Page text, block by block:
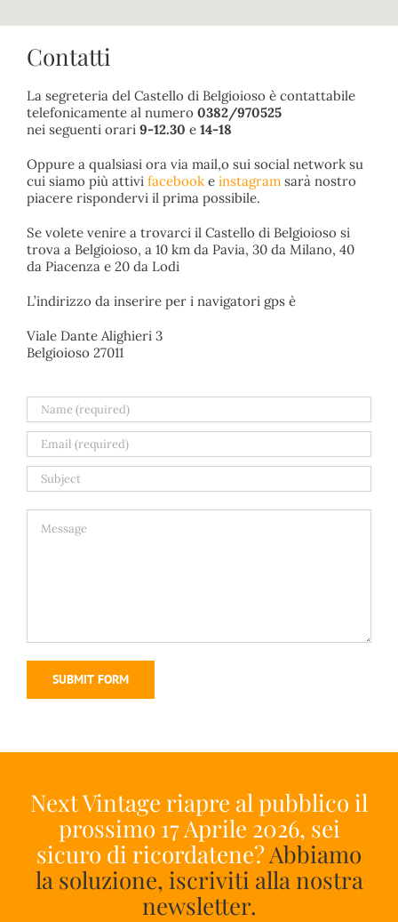
Contatti
La segreteria del Castello di Belgioioso è contattabile
telefonicamente al numero 0382/970525
nei seguenti orari 9-12.30 e 14-18
Oppure a qualsiasi ora via mail,o sui social network su
cui siamo più attivi facebook e instagram sarà nostro
piacere rispondervi il prima possibile.
Se volete venire a trovarci il Castello di Belgioioso si
trova a Belgioioso, a 10 km da Pavia, 30 da Milano, 40
da Piacenza e 20 da Lodi
L’indirizzo da inserire per i navigatori gps è
Viale Dante Alighieri 3
Belgioioso 27011
Next Vintage riapre al pubblico il
prossimo 17 Aprile 2026, sei
sicuro di ricordatene? Abbiamo
la soluzione, iscriviti alla nostra
newsletter.